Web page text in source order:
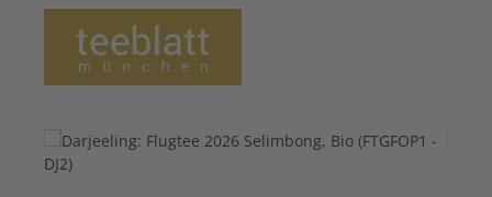
Bildergalerie überspringen